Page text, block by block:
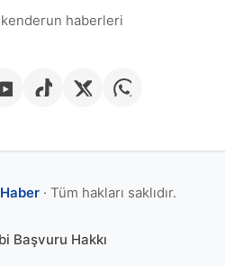
haberleri
· Tüm hakları saklıdır.
Başvuru Hakkı